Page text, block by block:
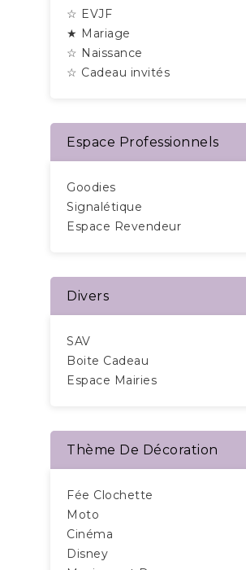
☆ EVJF
★ Mariage
☆ Naissance
☆ Cadeau invités
Espace Professionnels
Goodies
Signalétique
Espace Revendeur
Divers
SAV
Boite Cadeau
Espace Mairies
Thème De Décoration
Fée Clochette
Moto
Cinéma
Disney